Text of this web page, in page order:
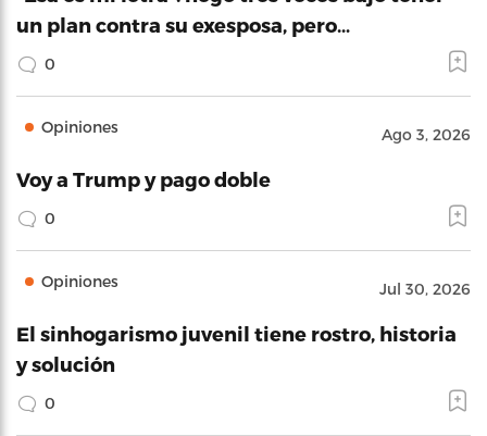
un plan contra su exesposa, pero…
0
Opiniones Ago 3, 2026
Voy a Trump y pago doble
0
Opiniones Jul 30, 2026
El sinhogarismo juvenil tiene rostro, historia
y solución
0